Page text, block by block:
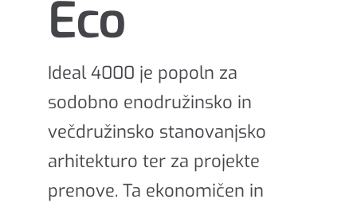
Eco
Ideal 4000 je popoln za
sodobno enodružinsko in
večdružinsko stanovanjsko
arhitekturo ter za projekte
prenove. Ta ekonomičen in